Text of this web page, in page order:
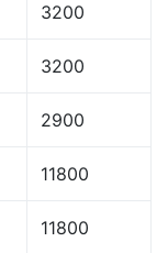
3200
3200
2900
11800
11800